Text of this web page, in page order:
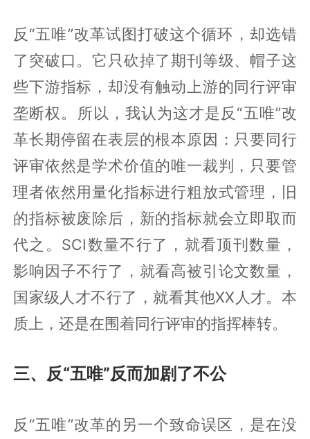
反“五唯”改革试图打破这个循环，却选错
了突破口。它只砍掉了期刊等级、帽子这
些下游指标，却没有触动上游的同行评审
垄断权。所以，我认为这才是反“五唯”改
革长期停留在表层的根本原因：只要同行
评审依然是学术价值的唯一裁判，只要管
理者依然用量化指标进行粗放式管理，旧
的指标被废除后，新的指标就会立即取而
代之。SCI数量不行了，就看顶刊数量，
影响因子不行了，就看高被引论文数量，
国家级人才不行了，就看其他XX人才。本
质上，还是在围着同行评审的指挥棒转。
三、反“五唯”反而加剧了不公
反“五唯”改革的另一个致命误区，是在没